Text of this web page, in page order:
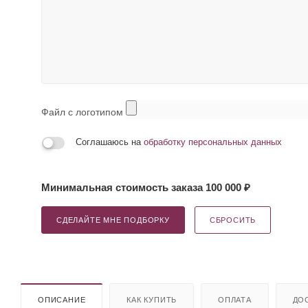
Файл с логотипом
Соглашаюсь на обработку персональных данных
Минимальная стоимость заказа 100 000 ₽
СДЕЛАЙТЕ МНЕ ПОДБОРКУ СБРОСИТЬ
ОПИСАНИЕ КАК КУПИТЬ ОПЛАТА